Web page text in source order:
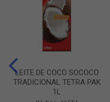
LEITE DE COCO SOCOCO
TRADICIONAL TETRA PAK
1L